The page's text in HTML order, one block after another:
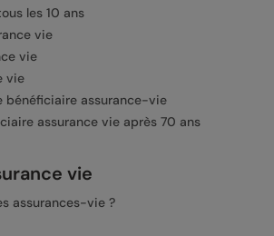
les 10 ans
vie
vie
vie
bénéficiaire assurance-vie
assurance vie après 70 ans
vie
assurances-vie ?